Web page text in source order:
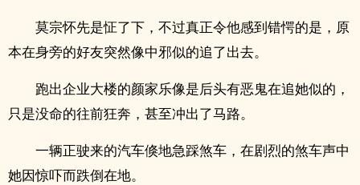
莫宗怀先是怔了下，不过真正令他感到错愕的是，原
本在身旁的好友突然像中邪似的追了出去。
跑出企业大楼的颜家乐像是后头有恶鬼在追她似的，
只是没命的往前狂奔，甚至冲出了马路。
一辆正驶来的汽车倏地急踩煞车，在剧烈的煞车声中
她因惊吓而跌倒在地。